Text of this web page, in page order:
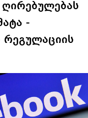
ღირებულებას
-